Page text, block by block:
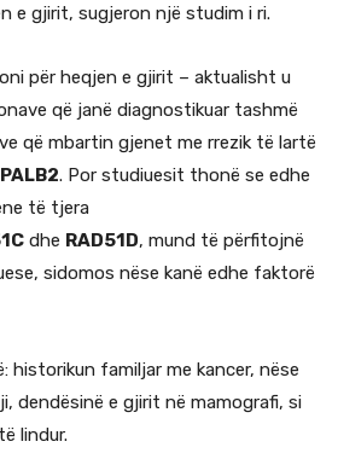
e gjirit, sugjeron një studim i ri.
për heqjen e gjirit – aktualisht u
që janë diagnostikuar tashmë
që mbartin gjenet me rrezik të lartë
PALB2. Por studiuesit thonë se edhe
të tjera
dhe RAD51D, mund të përfitojnë
sidomos nëse kanë edhe faktorë
historikun familjar me kancer, nëse
dendësinë e gjirit në mamografi, si
lindur.